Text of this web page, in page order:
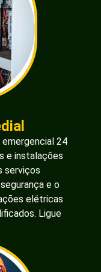
24
e instalações
serviços
e o
elétricas
Ligue